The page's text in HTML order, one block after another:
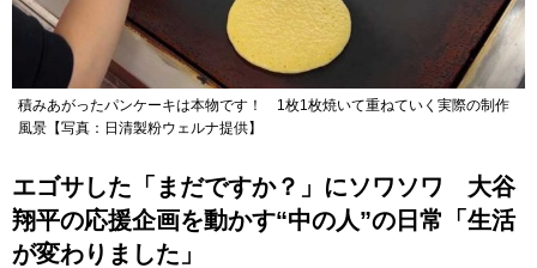
積みあがったパンケーキは本物です！ 1枚1枚焼いて重ねていく実際の制作
風景【写真：日清製粉ウェルナ提供】
エゴサした「まだですか？」にソワソワ 大谷
翔平の応援企画を動かす“中の人”の日常「生活
が変わりました」